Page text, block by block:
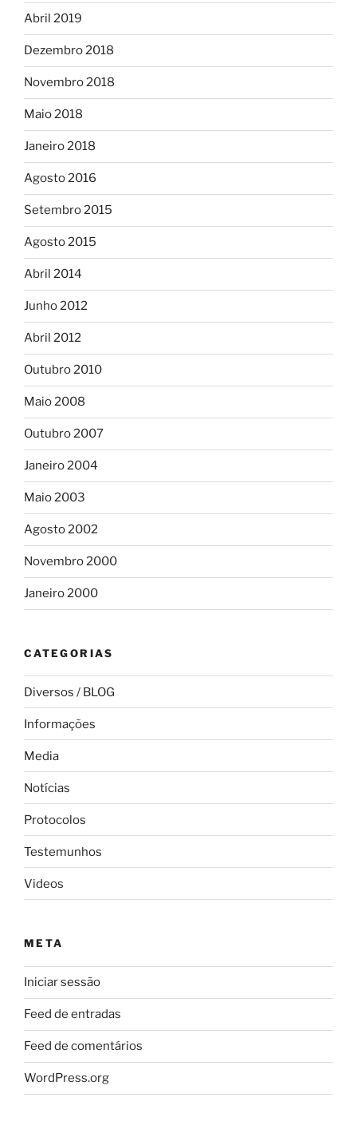
Abril 2019
Dezembro 2018
Novembro 2018
Maio 2018
Janeiro 2018
Agosto 2016
Setembro 2015
Agosto 2015
Abril 2014
Junho 2012
Abril 2012
Outubro 2010
Maio 2008
Outubro 2007
Janeiro 2004
Maio 2003
Agosto 2002
Novembro 2000
Janeiro 2000
CATEGORIAS
Diversos / BLOG
Informações
Media
Notícias
Protocolos
Testemunhos
Videos
META
Iniciar sessão
Feed de entradas
Feed de comentários
WordPress.org